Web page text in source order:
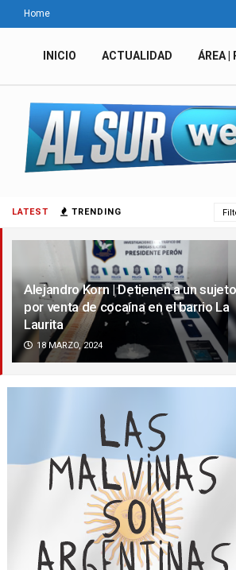
LATEST TRENDING
Alejandro Korn | Detienen a un sujeto
por venta de cocaína en el barrio La
Laurita
18 MARZO, 2024
Home
INICIO ACTUALIDAD ÁREA |